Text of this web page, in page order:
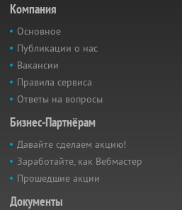
Компания
Основное
Публикации о нас
Вакансии
Правила сервиса
Ответы на вопросы
Бизнес-Партнёрам
Давайте сделаем акцию!
Заработайте, как Вебмастер
Прошедшие акции
Документы